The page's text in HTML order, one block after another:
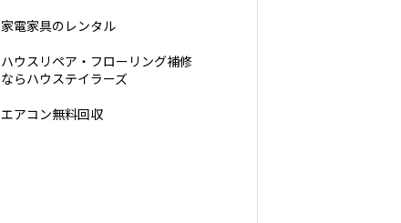
家電家具のレンタル
ハウスリペア・フローリング補修
ならハウステイラーズ
エアコン無料回収